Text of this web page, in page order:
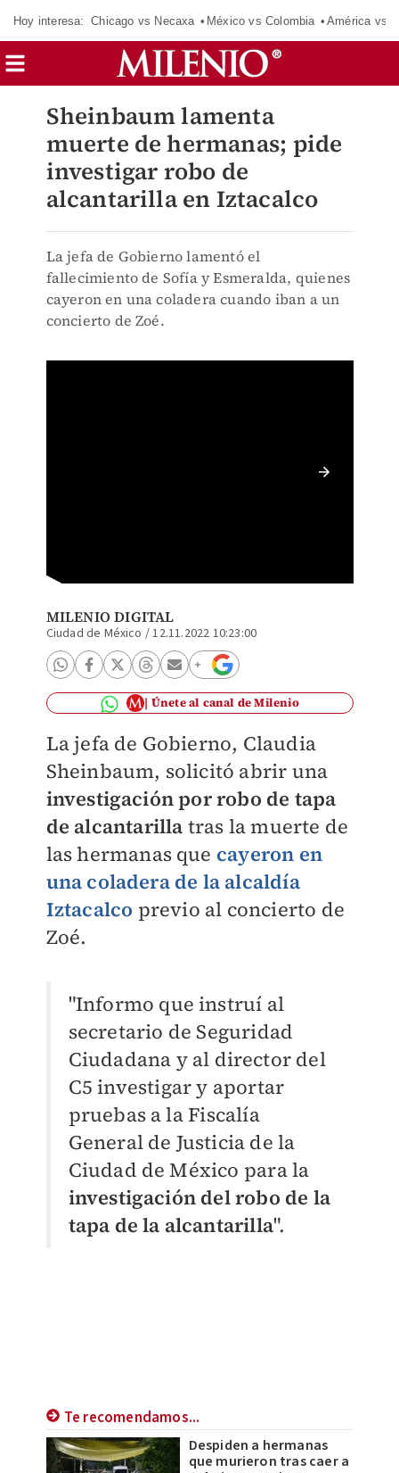
Hoy interesa: Chicago vs Necaxa México vs Colombia América vs
Sheinbaum lamenta
muerte de hermanas; pide
investigar robo de
alcantarilla en Iztacalco
La jefa de Gobierno lamentó el
fallecimiento de Sofía y Esmeralda, quienes
cayeron en una coladera cuando iban a un
concierto de Zoé.
MILENIO DIGITAL
Ciudad de México /12.11.2022 10:23:00
Únete al canal de Milenio
La jefa de Gobierno, Claudia
Sheinbaum, solicitó abrir una
investigación por robo de tapa
de alcantarilla tras la muerte de
las hermanas que cayeron en
una coladera de la alcaldía
Iztacalco previo al concierto de
Zoé.
"Informo que instruí al
secretario de Seguridad
Ciudadana y al director del
C5investigar y aportar
pruebas a laFiscalía
General de Justicia de la
Ciudad de México para la
investigación del robo de la
tapa de la alcantarilla".
Te recomendamos...
Despiden a hermanas
que murieron tras caer a